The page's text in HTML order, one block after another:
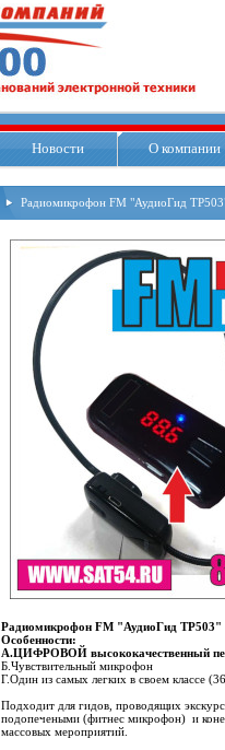
Новости О компании
Радиомикрофон FM "АудиоГид
Радиомикрофон FM "АудиоГид ТР503"
Особенности:
А.ЦИФРОВОЙ высококачественный
Б.Чувствительный микрофон
Г.Один из самых легких в своем классе
Подходит для гидов, проводящих
подопечеными (фитнес микрофон) и
массовых мероприятий.